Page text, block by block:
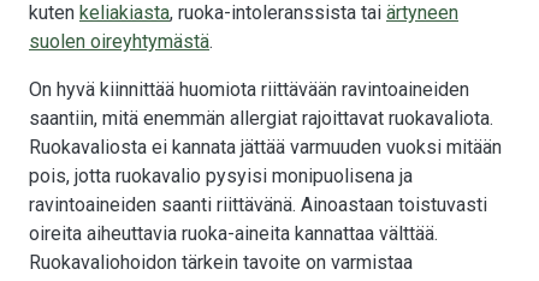
kuten keliakiasta, ruoka-intoleranssista tai ärtyneen
suolen oireyhtymästä.
On hyvä kiinnittää huomiota riittävään ravintoaineiden
saantiin, mitä enemmän allergiat rajoittavat ruokavaliota.
Ruokavaliosta ei kannata jättää varmuuden vuoksi mitään
pois, jotta ruokavalio pysyisi monipuolisena ja
ravintoaineiden saanti riittävänä. Ainoastaan toistuvasti
oireita aiheuttavia ruoka-aineita kannattaa välttää.
Ruokavaliohoidon tärkein tavoite on varmistaa